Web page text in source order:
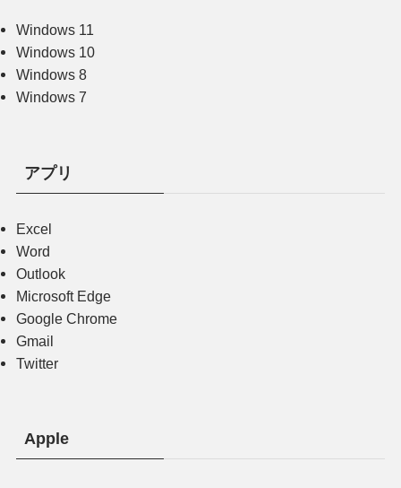
Windows 11
Windows 10
Windows 8
Windows 7
アプリ
Excel
Word
Outlook
Microsoft Edge
Google Chrome
Gmail
Twitter
Apple